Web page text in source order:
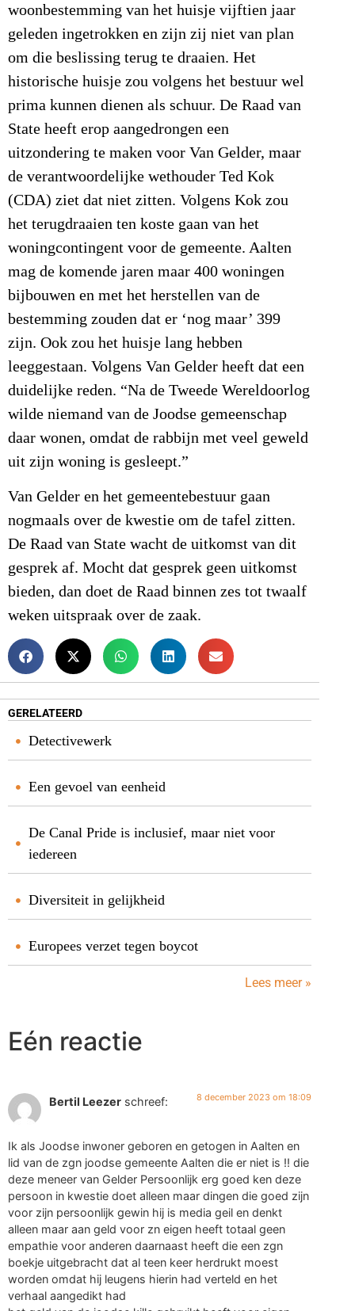
woonbestemming van het huisje vijftien jaar
geleden ingetrokken en zijn zij niet van plan
om die beslissing terug te draaien. Het
historische huisje zou volgens het bestuur wel
prima kunnen dienen als schuur. De Raad van
State heeft erop aangedrongen een
uitzondering te maken voor Van Gelder, maar
de verantwoordelijke wethouder Ted Kok
(CDA) ziet dat niet zitten. Volgens Kok zou
het terugdraaien ten koste gaan van het
woningcontingent voor de gemeente. Aalten
mag de komende jaren maar 400 woningen
bijbouwen en met het herstellen van de
bestemming zouden dat er ‘nog maar’ 399
zijn. Ook zou het huisje lang hebben
leeggestaan. Volgens Van Gelder heeft dat een
duidelijke reden. “Na de Tweede Wereldoorlog
wilde niemand van de Joodse gemeenschap
daar wonen, omdat de rabbijn met veel geweld
uit zijn woning is gesleept.”
Van Gelder en het gemeentebestuur gaan
nogmaals over de kwestie om de tafel zitten.
De Raad van State wacht de uitkomst van dit
gesprek af. Mocht dat gesprek geen uitkomst
bieden, dan doet de Raad binnen zes tot twaalf
weken uitspraak over de zaak.
GERELATEERD
Detectivewerk
Een gevoel van eenheid
De Canal Pride is inclusief, maar niet voor
iedereen
Diversiteit in gelijkheid
Europees verzet tegen boycot
Lees meer »
Eén reactie
Bertil Leezer schreef: 8 december 2023 om 18:09
Ik als Joodse inwoner geboren en getogen in Aalten en
lid van de zgn joodse gemeente Aalten die er niet is !! die
deze meneer van Gelder Persoonlijk erg goed ken deze
persoon in kwestie doet alleen maar dingen die goed zijn
voor zijn persoonlijk gewin hij is media geil en denkt
alleen maar aan geld voor zn eigen heeft totaal geen
empathie voor anderen daarnaast heeft die een zgn
boekje uitgebracht dat al teen keer herdrukt moest
worden omdat hij leugens hierin had verteld en het
verhaal aangedikt had